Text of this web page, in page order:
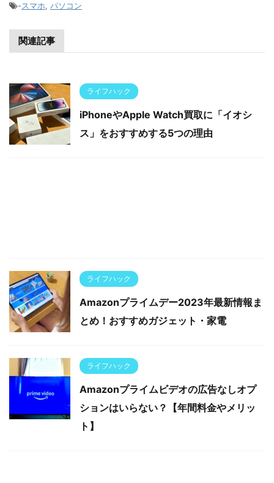
-スマホ, パソコン
関連記事
ライフハック
iPhoneやApple Watch買取に「イオシ
ス」をおすすめする5つの理由
ライフハック
Amazonプライムデー2023年最新情報ま
とめ！おすすめガジェット・家電
ライフハック
Amazonプライムビデオの広告なしオプ
ションはいらない？【年間料金やメリッ
ト】